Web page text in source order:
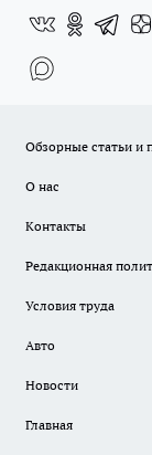
Обзорные статьи и
О нас
Контакты
Редакционная
Условия труда
Авто
Новости
Главная